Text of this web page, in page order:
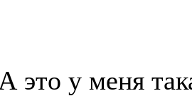
это у меня